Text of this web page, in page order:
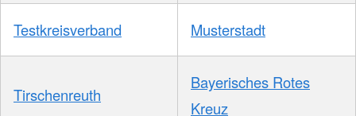
Testkreisverband Musterstadt
Tirschenreuth
Bayerisches Rotes
Kreuz